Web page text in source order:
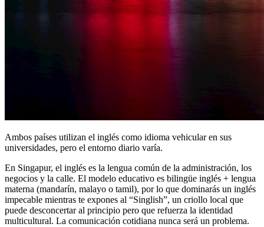
Ambos países utilizan el inglés como idioma vehicular en sus
universidades, pero el entorno diario varía.
En Singapur, el inglés es la lengua común de la administración, los
negocios y la calle. El modelo educativo es bilingüe inglés + lengua
materna (mandarín, malayo o tamil), por lo que dominarás un inglés
impecable mientras te expones al “Singlish”, un criollo local que
puede desconcertar al principio pero que refuerza la identidad
multicultural. La comunicación cotidiana nunca será un problema.